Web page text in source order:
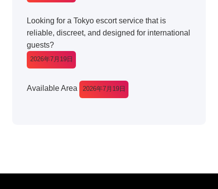
Looking for a Tokyo escort service that is
reliable, discreet, and designed for international
guests?
2026年7月19日
Available Area 2026年7月19日